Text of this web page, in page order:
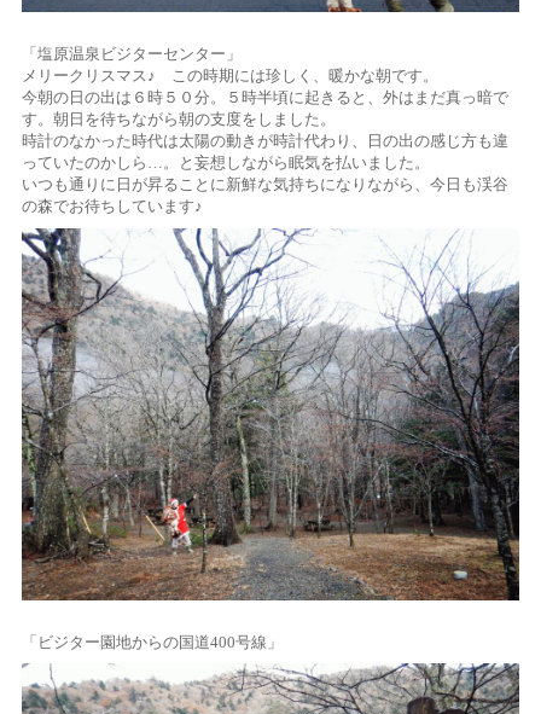
「塩原温泉ビジターセンター」
メリークリスマス♪ この時期には珍しく、暖かな朝です。
今朝の日の出は６時５０分。５時半頃に起きると、外はまだ真っ暗で
す。朝日を待ちながら朝の支度をしました。
時計のなかった時代は太陽の動きが時計代わり、日の出の感じ方も違
っていたのかしら…。と妄想しながら眠気を払いました。
いつも通りに日が昇ることに新鮮な気持ちになりながら、今日も渓谷
の森でお待ちしています♪
「ビジター園地からの国道400号線」